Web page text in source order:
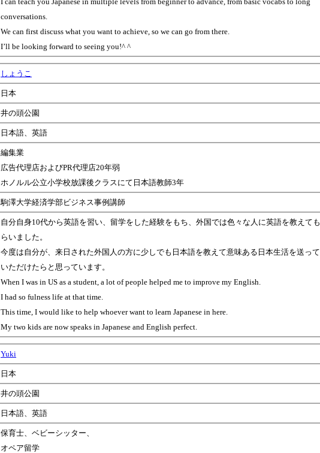
conversations.
We can first discuss what you want to achieve, so we can go from there.
I’ll be looking forward to seeing you!^ ^
しょうこ
日本
井の頭公園
日本語、英語
編集業
広告代理店およびPR代理店20年弱
ホノルル公立小学校放課後クラスにて日本語教師3年
駒澤大学経済学部ビジネス事例講師
自分自身10代から英語を習い、留学をした経験をもち、外国では色々な人に英語を教えても
らいました。
今度は自分が、来日された外国人の方に少しでも日本語を教えて意味ある日本生活を送って
いただけたらと思っています。
When I was in US as a student, a lot of people helped me to improve my English.
I had so fulness life at that time.
This time, I would like to help whoever want to learn Japanese in here.
My two kids are now speaks in Japanese and English perfect.
Yuki
日本
井の頭公園
日本語、英語
保育士、ベビーシッター、
オペア留学